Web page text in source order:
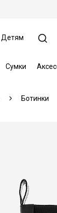
Детям
Сумки
Ботинки